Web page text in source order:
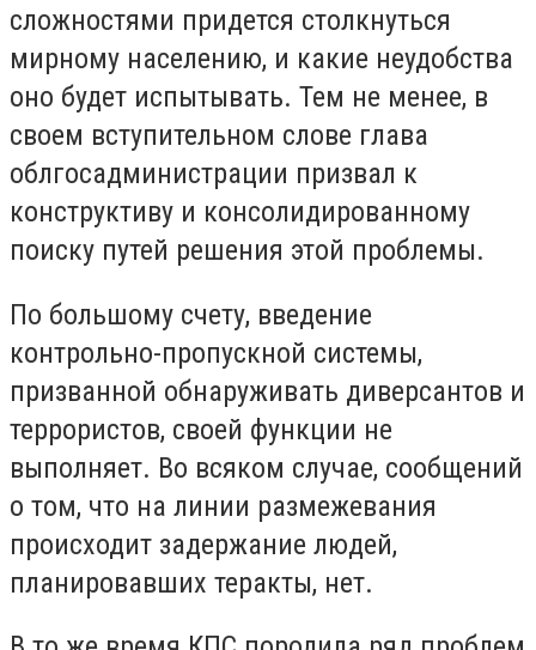
сложностями придется столкнуться
мирному населению, и какие неудобства
оно будет испытывать. Тем не менее, в
своем вступительном слове глава
облгосадминистрации призвал к
конструктиву и консолидированному
поиску путей решения этой проблемы.
По большому счету, введение
контрольно-пропускной системы,
призванной обнаруживать диверсантов и
террористов, своей функции не
выполняет. Во всяком случае, сообщений
о том, что на линии размежевания
происходит задержание людей,
планировавших теракты, нет.